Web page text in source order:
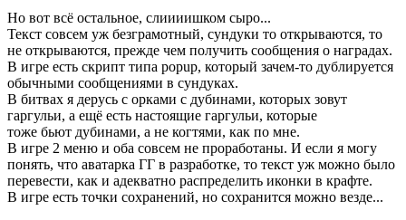
Но вот всё остальное, слиииишком сыро...
Текст совсем уж безграмотный, сундуки то открываются, то
не открываются, прежде чем получить сообщения о наградах.
В игре есть скрипт типа popup, который зачем-то дублируется
обычными сообщениями в сундуках.
В битвах я дерусь с орками с дубинами, которых зовут
гаргульи, а ещё есть настоящие гаргульи, которые
тоже бьют дубинами, а не когтями, как по мне.
В игре 2 меню и оба совсем не проработаны. И если я могу
понять, что аватарка ГГ в разработке, то текст уж можно было
перевести, как и адекватно распределить иконки в крафте.
В игре есть точки сохранений, но сохранится можно везде...